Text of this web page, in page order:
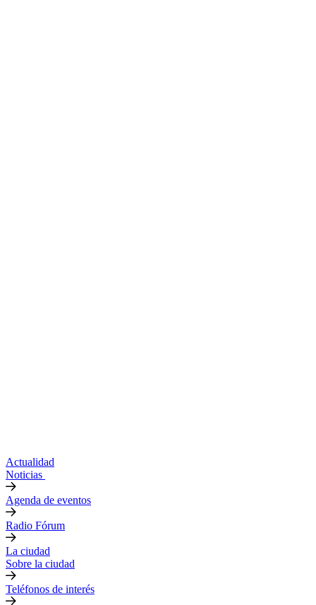
Actualidad
Noticias
Agenda de eventos
Radio Fórum
La ciudad
Sobre la ciudad
Teléfonos de interés